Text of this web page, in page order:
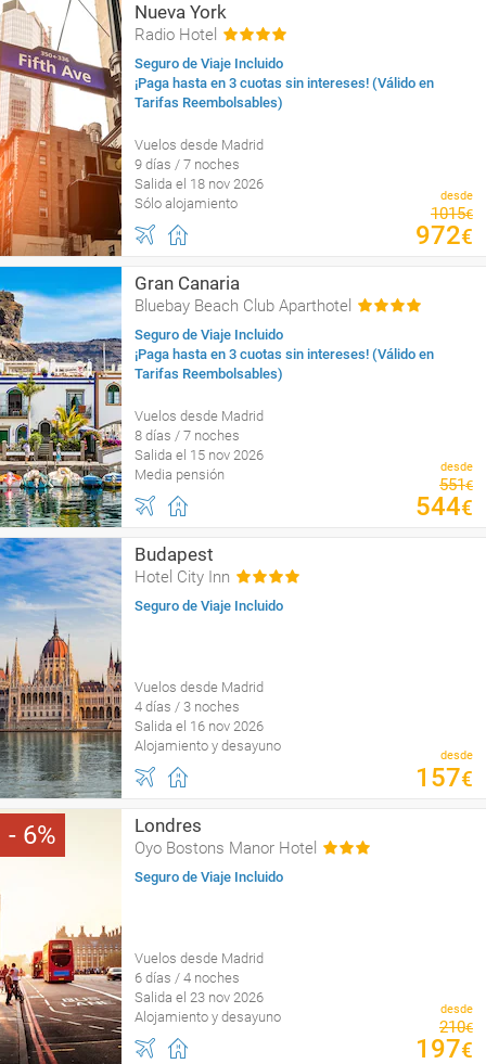
Nueva York
Radio Hotel
Seguro de Viaje Incluido
¡Paga hasta en 3 cuotas sin intereses! (Válido en
Tarifas Reembolsables)
Vuelos desde Madrid
9 días / 7 noches
Salida el 18 nov 2026
Sólo alojamiento
desde
1015€
972€
Gran Canaria
Bluebay Beach Club Aparthotel
Seguro de Viaje Incluido
¡Paga hasta en 3 cuotas sin intereses! (Válido en
Tarifas Reembolsables)
Vuelos desde Madrid
8 días / 7 noches
Salida el 15 nov 2026
Media pensión
desde
551€
544€
Budapest
Hotel City Inn
Seguro de Viaje Incluido
Vuelos desde Madrid
4 días / 3 noches
Salida el 16 nov 2026
Alojamiento y desayuno
desde
157€
6 Londres
Oyo Bostons Manor Hotel
Seguro de Viaje Incluido
Vuelos desde Madrid
6 días / 4 noches
Salida el 23 nov 2026
Alojamiento y desayuno
desde
210€
197€